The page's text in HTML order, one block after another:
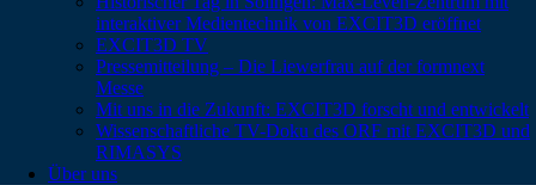
interaktiver Medientechnik von EXCIT3D eröffnet
EXCIT3D TV
Pressemitteilung – Die Liewerfrau auf der formnext
Messe
Mit uns in die Zukunft: EXCIT3D forscht und entwickelt
Wissenschaftliche TV-Doku des ORF mit EXCIT3D und
RIMASYS
Über uns